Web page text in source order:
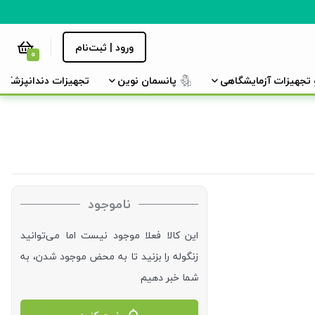
ورود | ثبت‌نام 0
تجهیزات آزمایشگاهی پانسمان نوین تجهیزات دندانپزشکی
ناموجود
این کالا فعلا موجود نیست اما می‌توانید
زنگوله را بزنید تا به محض موجود شدن، به
شما خبر دهیم